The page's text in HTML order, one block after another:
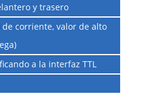
y trasero
corriente, valor de alto
a la interfaz TTL